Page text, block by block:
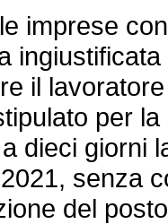
con
il
per
dieci giorni
senza
del